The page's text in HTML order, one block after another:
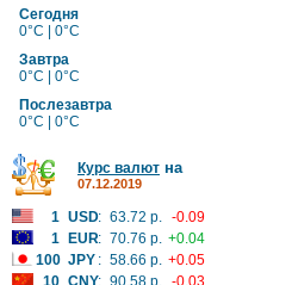
Сегодня
0°C | 0°C
Завтра
0°C | 0°C
Послезавтра
0°C | 0°C
Курс валют на
07.12.2019
1 USD: 63.72 р. -0.09
1
EUR: 70.76 р. +0.04
100 JPY : 58.66 р. +0.05
10 CNY: 90.58 р. -0.03